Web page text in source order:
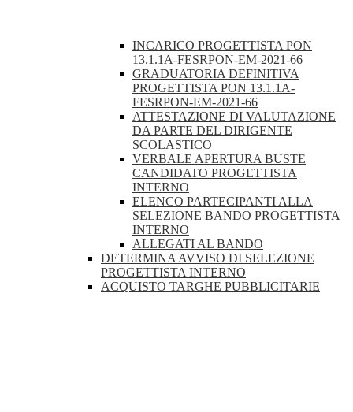
INCARICO PROGETTISTA PON
13.1.1A-FESRPON-EM-2021-66
GRADUATORIA DEFINITIVA
PROGETTISTA PON 13.1.1A-
FESRPON-EM-2021-66
ATTESTAZIONE DI VALUTAZIONE
DA PARTE DEL DIRIGENTE
SCOLASTICO
VERBALE APERTURA BUSTE
CANDIDATO PROGETTISTA
INTERNO
ELENCO PARTECIPANTI ALLA
SELEZIONE BANDO PROGETTISTA
INTERNO
ALLEGATI AL BANDO
DETERMINA AVVISO DI SELEZIONE
PROGETTISTA INTERNO
ACQUISTO TARGHE PUBBLICITARIE